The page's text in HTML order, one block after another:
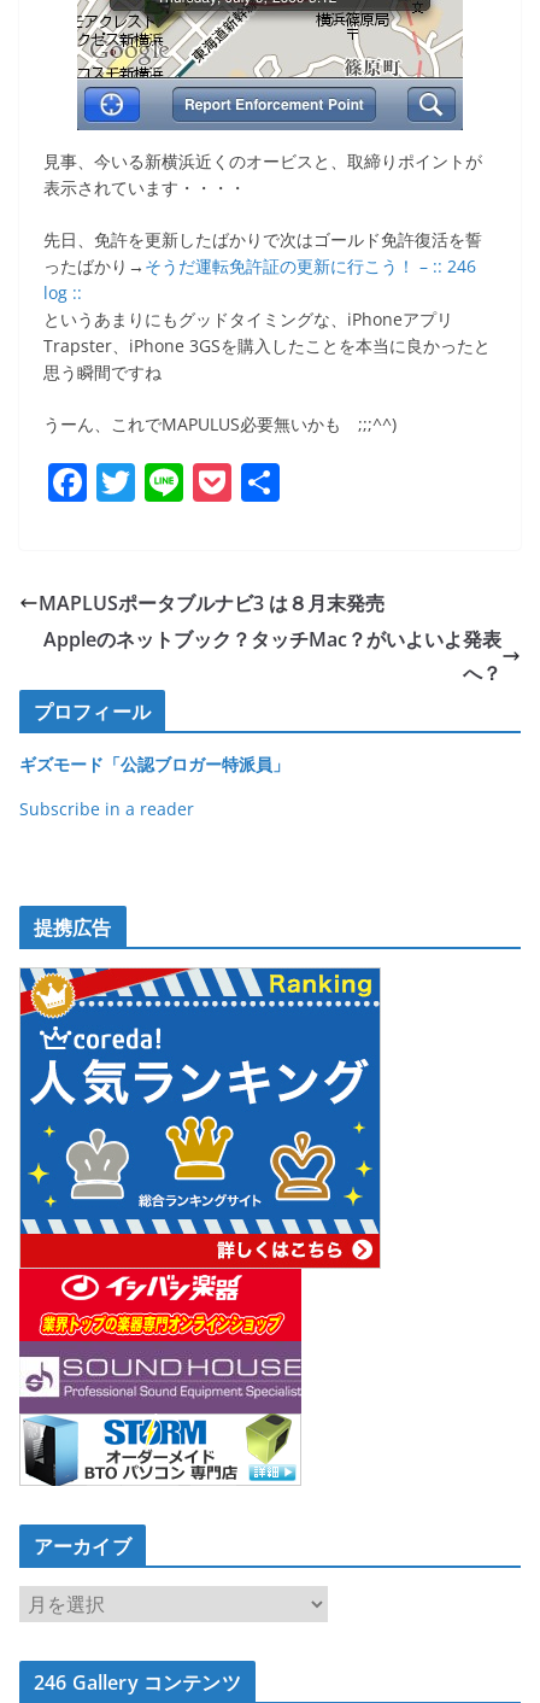
見事、今いる新横浜近くのオービスと、取締りポイントが
表示されています・・・・
先日、免許を更新したばかりで次はゴールド免許復活を誓
ったばかり→ そうだ運転免許証の更新に行こう！ – :: 246
log ::
というあまりにもグッドタイミングな、iPhoneアプリ
Trapster、iPhone 3GSを購入したことを本当に良かったと
思う瞬間ですね
うーん、これでMAPULUS必要無いかも ;;;^^)
F
e
b
o
k
T
er
Li P
et
MAPLUSポータブルナビ3 は８月末発売
Appleのネットブック？タッチMac？がいよいよ発表
へ？
プロフィール
ギズモード「公認ブロガー特派員」
Subscribe in a reader
提携広告
アーカイブ
ア
ー
カ
イ246 Gallery コンテンツ